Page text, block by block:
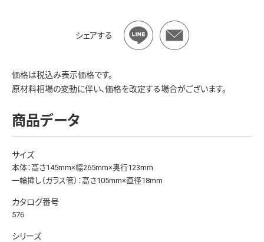
シェアする
価格は税込み表示価格です。
原材料相場の変動に伴い、価格を改定する場合がございます。
商品データ
サイズ
本体：高さ145mm×幅265mm×奥行123mm
一輪挿し（ガラス管）：高さ105mm×直径18mm
カタログ番号
576
シリーズ